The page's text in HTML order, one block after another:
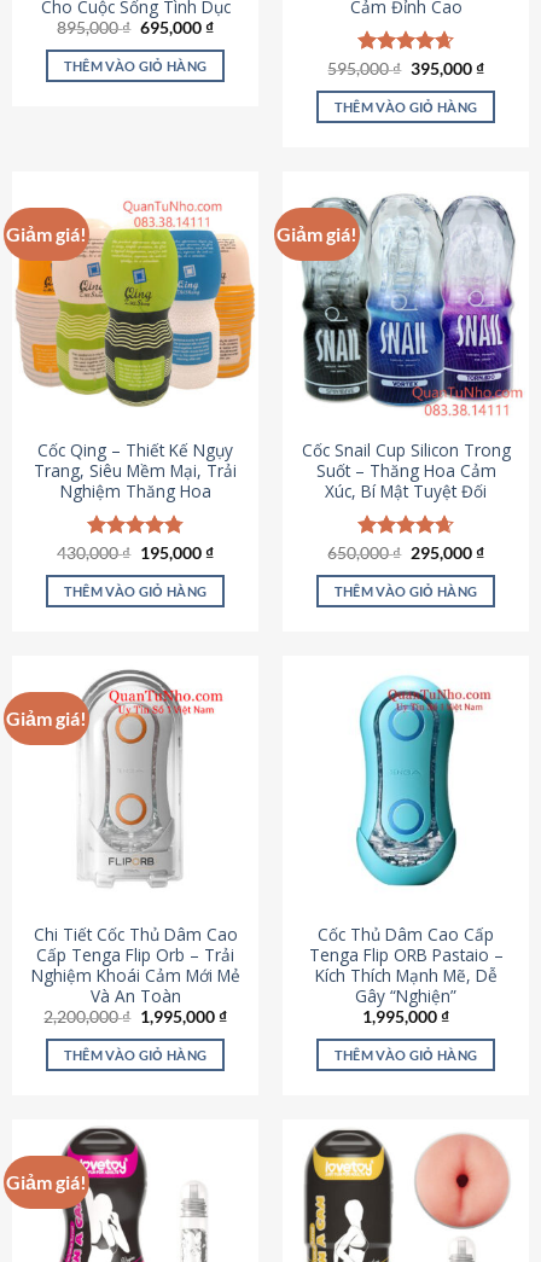
trên
trang
sản
phẩm
Cho Cuộc Sống Tình Dục
895,000₫ Giá
là:
895,000 ₫.
695,000₫Giá
tại
THÊM VÀO GIỎ HÀNG
Cảm Đỉnh Cao
Được xếp
hạng4.64
5 sao
595,000₫ Giá
là:
595,000 ₫.
395,000₫Giá
tại
THÊM VÀO GIỎ HÀNG
Giảm giá!
Cốc Qing – Thiết Kế Ngụy
Trang, Siêu Mềm Mại, Trải
Nghiệm Thăng Hoa
Được xếp
hạng4.78
5 sao
430,000₫ Giá
là:
430,000 ₫.
195,000₫Giá
tại
THÊM VÀO GIỎ HÀNG
Giảm giá!
Cốc Snail Cup Silicon Trong
Suốt – Thăng Hoa Cảm
Xúc, Bí Mật Tuyệt Đối
Được xếp
hạng4.69
5 sao
650,000₫ Giá
là:
650,000 ₫.
295,000₫Giá
tại
THÊM VÀO GIỎ HÀNG
Giảm giá!
Chi Tiết Cốc Thủ Dâm Cao
Cấp Tenga Flip Orb – Trải
Nghiệm Khoái Cảm Mới Mẻ
Và An Toàn
2,200,000₫ Giá
gốc
là:
2,200,000 ₫.
1,995,000₫Giá
THÊM VÀO GIỎ HÀNG
Cốc Thủ Dâm Cao Cấp
Tenga Flip ORB Pastaio –
Kích Thích Mạnh Mẽ, Dễ
Gây “Nghiện”
1,995,000₫
THÊM VÀO GIỎ HÀNG
Giảm giá!